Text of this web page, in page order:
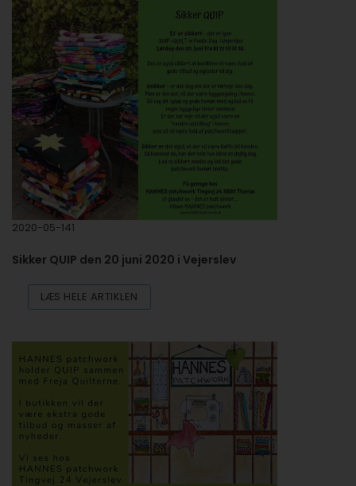
2020-05-141
Sikker QUIP den 20 juni 2020 i Vejerslev
LÆS HELE ARTIKLEN